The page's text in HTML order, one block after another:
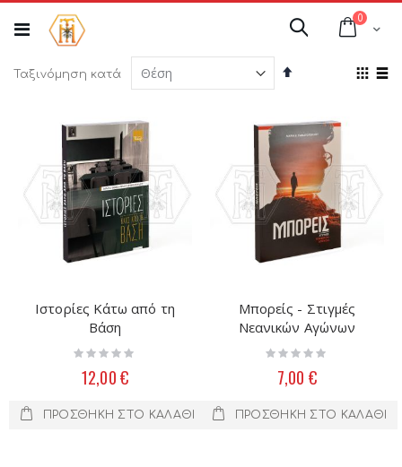
στο
περιεχόμενο
Cart
0
Αναζήτηση
Ταξινόμηση κατά
Φθίνουσα
Ιστορίες Κάτω από τη
Βάση
Rating:
12,00 €
ΠΡΟΣΘΉΚΗ ΣΤΟ ΚΑΛΆΘΙ
Μπορείς - Στιγμές
Νεανικών Αγώνων
Rating:
7,00 €
ΠΡΟΣΘΉΚΗ ΣΤΟ ΚΑΛΆΘΙ